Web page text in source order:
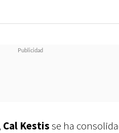
Cal Kestisse ha